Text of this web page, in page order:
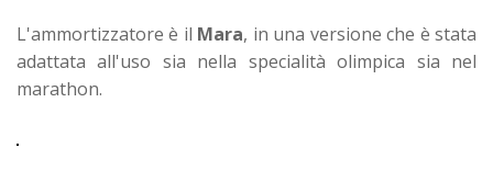
L'ammortizzatore è il Mara, in una versione che è stata
adattata all'uso sia nella specialità olimpica sia nel
marathon.